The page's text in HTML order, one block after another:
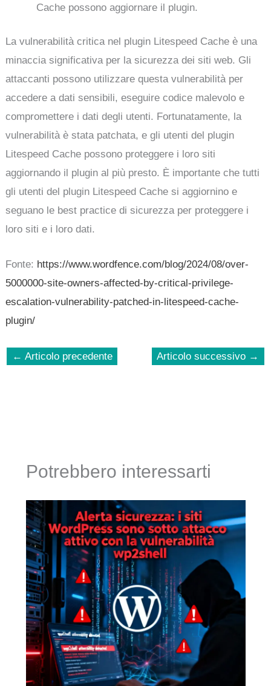
Cache possono aggiornare il plugin.
La vulnerabilità critica nel plugin Litespeed Cache è una
minaccia significativa per la sicurezza dei siti web. Gli
attaccanti possono utilizzare questa vulnerabilità per
accedere a dati sensibili, eseguire codice malevolo e
compromettere i dati degli utenti. Fortunatamente, la
vulnerabilità è stata patchata, e gli utenti del plugin
Litespeed Cache possono proteggere i loro siti
aggiornando il plugin al più presto. È importante che tutti
gli utenti del plugin Litespeed Cache si aggiornino e
seguano le best practice di sicurezza per proteggere i
loro siti e i loro dati.
Fonte: https://www.wordfence.com/blog/2024/08/over-
5000000-site-owners-affected-by-critical-privilege-
escalation-vulnerability-patched-in-litespeed-cache-
plugin/
← Articolo precedente Articolo successivo →
Potrebbero interessarti